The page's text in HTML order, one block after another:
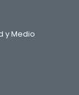
y Medio